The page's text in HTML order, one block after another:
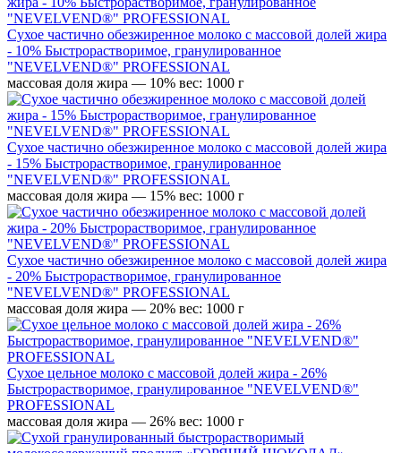
Сухое частично обезжиренное молоко с массовой долей жира
- 10% Быстрорастворимое, гранулированное
"NEVELVEND®" PROFESSIONAL
массовая доля жира — 10% вес: 1000 г
Сухое частично обезжиренное молоко с массовой долей жира
- 15% Быстрорастворимое, гранулированное
"NEVELVEND®" PROFESSIONAL
массовая доля жира — 15% вес: 1000 г
Сухое частично обезжиренное молоко с массовой долей жира
- 20% Быстрорастворимое, гранулированное
"NEVELVEND®" PROFESSIONAL
массовая доля жира — 20% вес: 1000 г
Сухое цельное молоко с массовой долей жира - 26%
Быстрорастворимое, гранулированное "NEVELVEND®"
PROFESSIONAL
массовая доля жира — 26% вес: 1000 г